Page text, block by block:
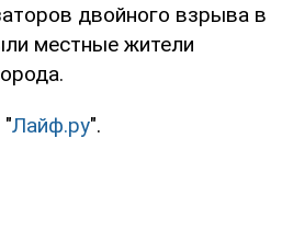
двойного взрыва в
местные жители
Лайф.ру".